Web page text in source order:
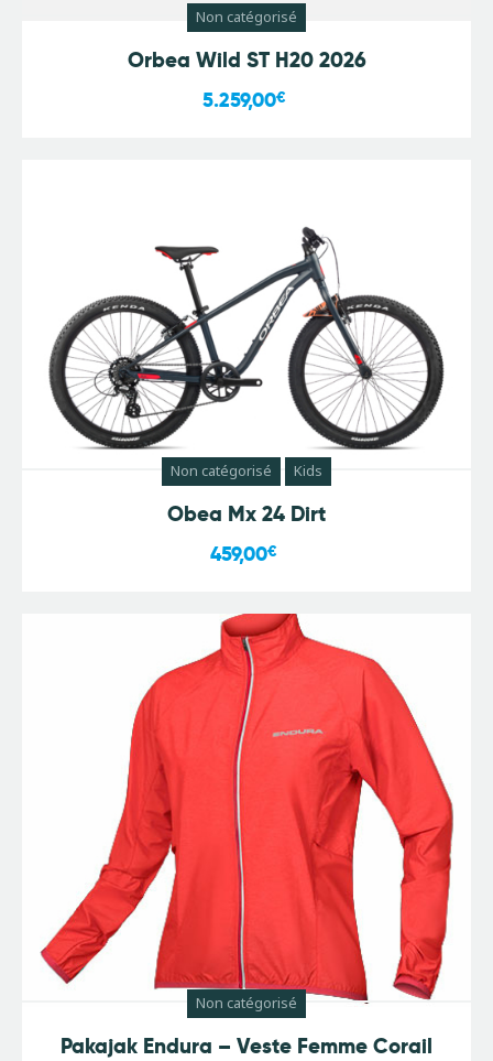
Non catégorisé
Orbea Wild ST H20 2026
5.259,00€
Non catégorisé Kids
Obea Mx 24 Dirt
459,00€
Non catégorisé
Pakajak Endura – Veste Femme Corail